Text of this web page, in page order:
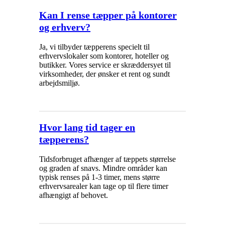
Kan I rense tæpper på kontorer
og erhverv?
Ja, vi tilbyder tæpperens specielt til
erhvervslokaler som kontorer, hoteller og
butikker. Vores service er skræddersyet til
virksomheder, der ønsker et rent og sundt
arbejdsmiljø.
Hvor lang tid tager en
tæpperens?
Tidsforbruget afhænger af tæppets størrelse
og graden af snavs. Mindre områder kan
typisk renses på 1-3 timer, mens større
erhvervsarealer kan tage op til flere timer
afhængigt af behovet.